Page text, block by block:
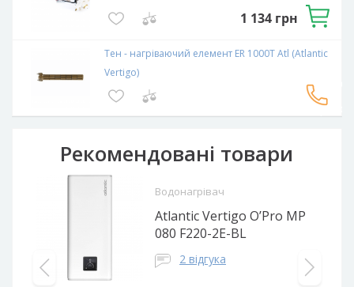
1 134грн
Тен - нагріваючий елемент ER 1000T Atl (Atlantic
Vertigo)
Зв`язатися
з
експертом
Рекомендовані товари
Водонагрівач
Atlantic Vertigo O’Pro MP
080 F220-2E-BL
2 відгука